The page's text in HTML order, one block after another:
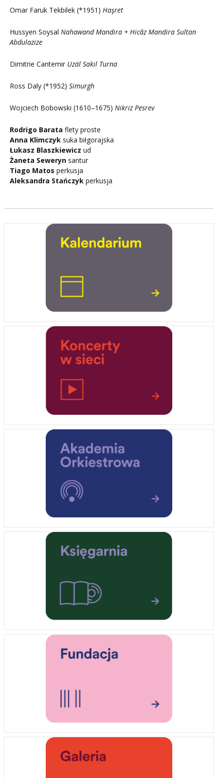
Omar Faruk Tekbilek (*1951) Haşret
Hussyen Soysal Nahawand Mandira + Hicâz Mandira Sultan
Abdulazize
Dimitrie Cantemir Uzäl Sakil Turna
Ross Daly (*1952) Simurgh
Wojciech Bobowski (1610–1675) Nikriz Pesrev
Rodrigo Barata flety proste
Anna Klimczyk suka biłgorajska
Łukasz Blaszkiewicz ud
Żaneta Seweryn santur
Tiago Matos perkusja
Aleksandra Stańczyk perkusja